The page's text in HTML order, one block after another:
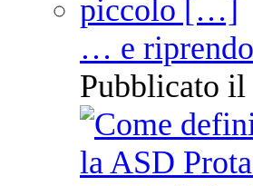
… e
Pubblicato